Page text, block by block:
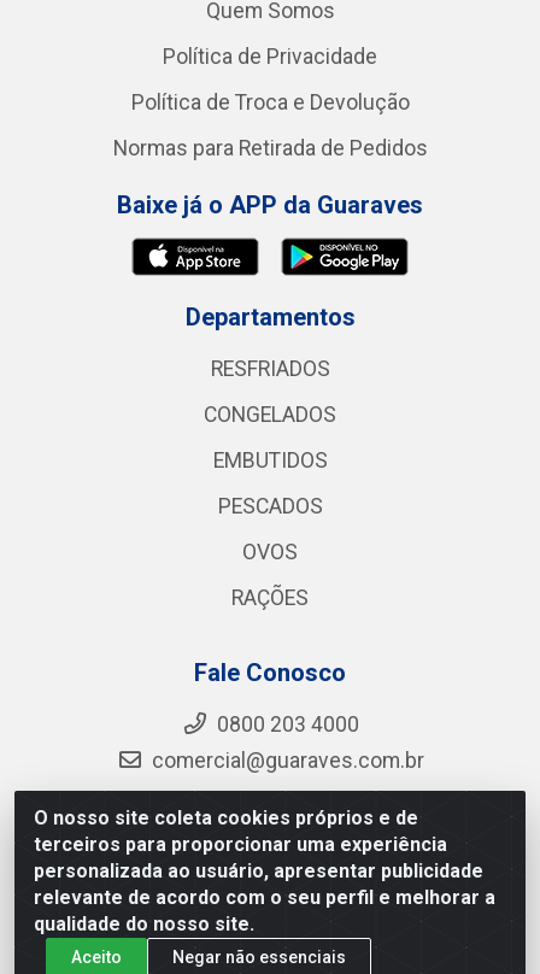
O nosso site coleta cookies próprios e de
terceiros para proporcionar uma experiência
personalizada ao usuário, apresentar publicidade
relevante de acordo com o seu perfil e melhorar a
qualidade do nosso site.
Aceito Negar não essenciais
Quem Somos
Política de Privacidade
Política de Troca e Devolução
Normas para Retirada de Pedidos
Baixe já o APP da Guaraves
Departamentos
RESFRIADOS
CONGELADOS
EMBUTIDOS
PESCADOS
OVOS
RAÇÕES
Fale Conosco
0800 203 4000
comercial@guaraves.com.br
Guaraves - PB 075 KM 2, S/N - Zona Rural, Guarabira/PB
- CEP 58.200-000 - CNPJ 12.727.145/0001-78